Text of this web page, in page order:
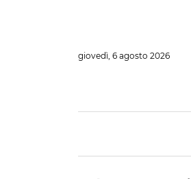
giovedì, 6 agosto 2026